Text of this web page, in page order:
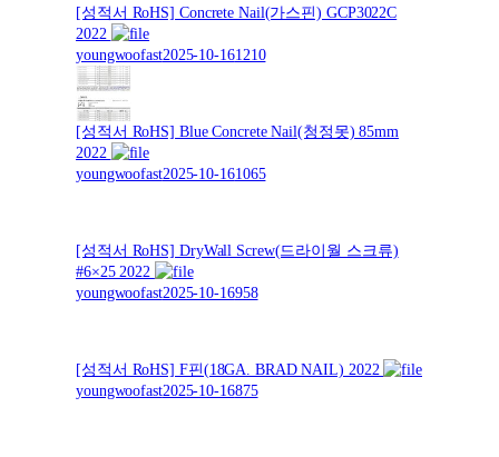
[성적서 RoHS] Concrete Nail(가스핀) GCP3022C
2022
youngwoofast2025-10-161210
[성적서 RoHS] Blue Concrete Nail(청정못) 85mm
2022
youngwoofast2025-10-161065
[성적서 RoHS] DryWall Screw(드라이월 스크류)
#6×25 2022
youngwoofast2025-10-16958
[성적서 RoHS] F핀(18GA. BRAD NAIL) 2022
youngwoofast2025-10-16875